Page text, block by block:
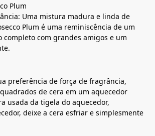
Plum
Uma mistura madura e linda de
Plum é uma reminiscência de um
completo com grandes amigos e um
preferência de força de fragrância,
de cera em um aquecedor
usada da tigela do aquecedor,
deixe a cera esfriar e simplesmente